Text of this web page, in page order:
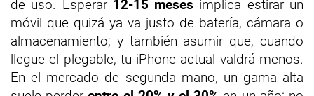
de uso. Esperar 12-15 meses implica estirar un
móvil que quizá ya va justo de batería, cámara o
almacenamiento; y también asumir que, cuando
llegue el plegable, tu iPhone actual valdrá menos.
En el mercado de segunda mano, un gama alta